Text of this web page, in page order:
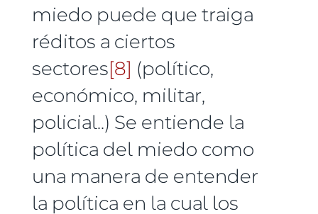
miedo puede que traiga
réditos a ciertos
sectores[8] (político,
económico, militar,
policial..) Se entiende la
política del miedo como
una manera de entender
la política en la cual los